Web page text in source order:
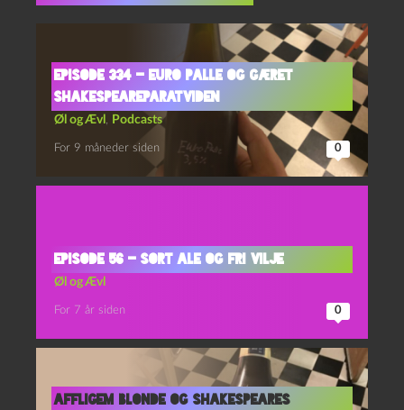
Episode 334 – Euro Palle og Gæret
Shakespeareparatviden
Øl og Ævl , Podcasts
For 9 måneder siden 0
Episode 56 – Sort Ale og Fri Vilje
Øl og Ævl
For 7 år siden 0
Affligem Blonde og Shakespeares